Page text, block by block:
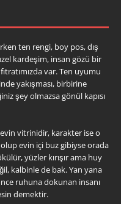
ten rengi, boy pos, dış
kardeşim, insan gözü bir
var. Ten uyumu
yakışması, birbirine
şey olmazsa gönül kapısı
vitrinidir, karakter ise o
evin içi buz gibiyse orada
yüzler kırışır ama huy
kalbinle de bak. Yan yana
ruhuna dokunan insanı
demektir.